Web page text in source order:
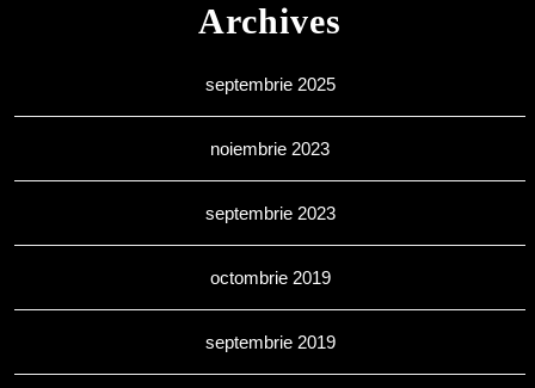
Archives
septembrie 2025
noiembrie 2023
septembrie 2023
octombrie 2019
septembrie 2019